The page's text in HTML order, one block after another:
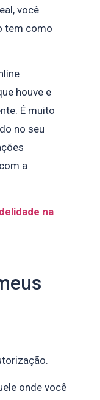
você
tem como
houve e
É muito
no seu
a
na
onde você